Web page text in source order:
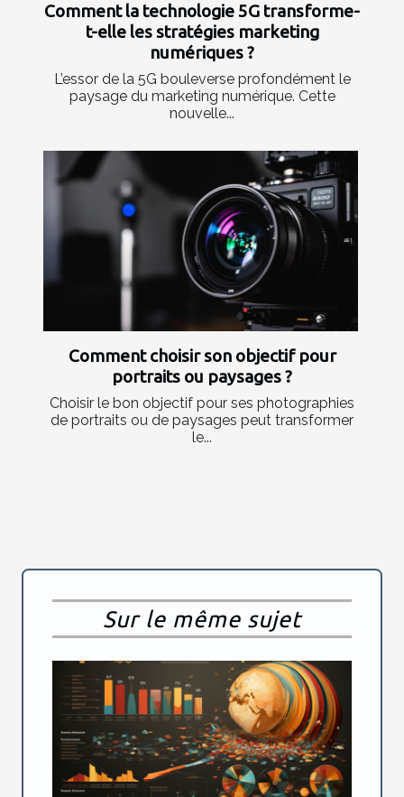
Comment la technologie 5G transforme-
t-elle les stratégies marketing
numériques ?
L’essor de la 5G bouleverse profondément le
paysage du marketing numérique. Cette
nouvelle...
Comment choisir son objectif pour
portraits ou paysages ?
Choisir le bon objectif pour ses photographies
de portraits ou de paysages peut transformer
le...
Sur le même sujet